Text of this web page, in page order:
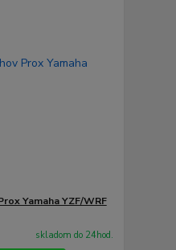
Yamaha YZF/WRF
skladom do 24hod.